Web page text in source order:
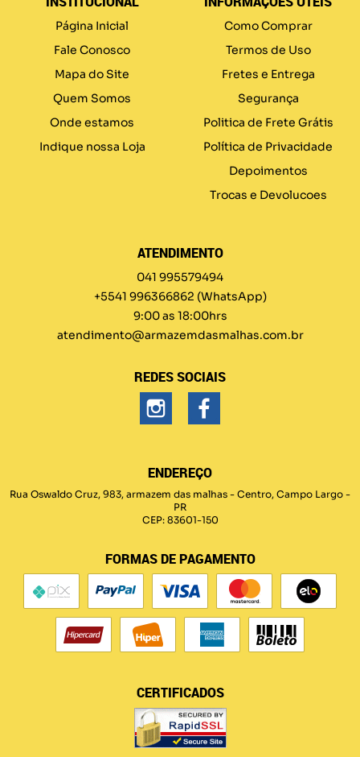
Página Inicial
Fale Conosco
Mapa do Site
Quem Somos
Onde estamos
Indique nossa Loja
Como Comprar
Termos de Uso
Fretes e Entrega
Segurança
Politica de Frete Grátis
Política de Privacidade
Depoimentos
Trocas e Devolucoes
ATENDIMENTO
041 995579494
+5541 996366862 (WhatsApp)
9:00 as 18:00hrs
atendimento@armazemdasmalhas.com.br
REDES SOCIAIS
ENDEREÇO
Rua Oswaldo Cruz, 983, armazem das malhas - Centro, Campo Largo -
PR
CEP: 83601-150
FORMAS DE PAGAMENTO
CERTIFICADOS